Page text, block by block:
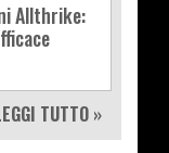
Allthrike:
TUTTO »